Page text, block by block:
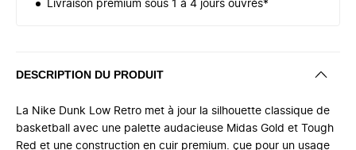
Livraison premium sous 1 à 4 jours ouvrés*
DESCRIPTION DU PRODUIT
La Nike Dunk Low Retro met à jour la silhouette classique de
basketball avec une palette audacieuse Midas Gold et Tough
Red et une construction en cuir premium. çue pour un usage